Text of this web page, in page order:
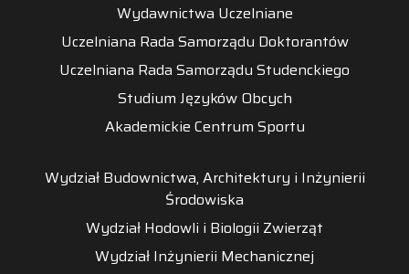
Wydawnictwa Uczelniane
Uczelniana Rada Samorządu Doktorantów
Uczelniana Rada Samorządu Studenckiego
Studium Języków Obcych
Akademickie Centrum Sportu
Wydział Budownictwa, Architektury i Inżynierii
Środowiska
Wydział Hodowli i Biologii Zwierząt
Wydział Inżynierii Mechanicznej